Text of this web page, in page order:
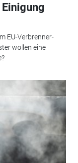
EU-Verbrenner-
wollen eine